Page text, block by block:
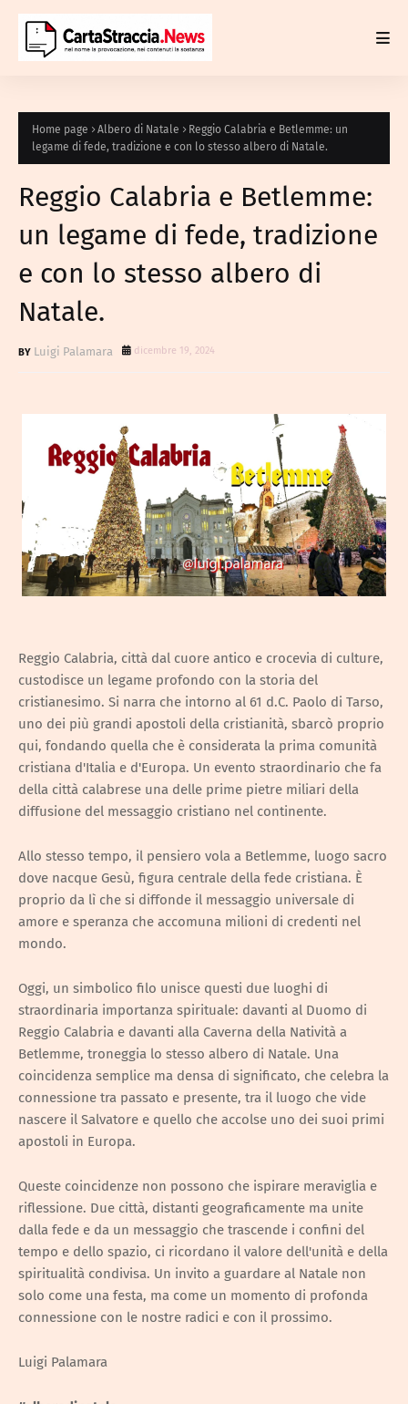
Home page Albero di Natale
Reggio Calabria e Betlemme: un
legame di fede, tradizione e con lo stesso albero di Natale.
Reggio Calabria e Betlemme:
un legame di fede, tradizione
e con lo stesso albero di
Natale.
Luigi Palamara dicembre 19, 2024
Reggio Calabria, città dal cuore antico e crocevia di culture,
custodisce un legame profondo con la storia del
cristianesimo. Si narra che intorno al 61 d.C. Paolo di Tarso,
uno dei più grandi apostoli della cristianità, sbarcò proprio
qui, fondando quella che è considerata la prima comunità
cristiana d'Italia e d'Europa. Un evento straordinario che fa
della città calabrese una delle prime pietre miliari della
diffusione del messaggio cristiano nel continente.
Allo stesso tempo, il pensiero vola a Betlemme, luogo sacro
dove nacque Gesù, figura centrale della fede cristiana. È
proprio da lì che si diffonde il messaggio universale di
amore e speranza che accomuna milioni di credenti nel
mondo.
Oggi, un simbolico filo unisce questi due luoghi di
straordinaria importanza spirituale: davanti al Duomo di
Reggio Calabria e davanti alla Caverna della Natività a
Betlemme, troneggia lo stesso albero di Natale. Una
coincidenza semplice ma densa di significato, che celebra la
connessione tra passato e presente, tra il luogo che vide
nascere il Salvatore e quello che accolse uno dei suoi primi
apostoli in Europa.
Queste coincidenze non possono che ispirare meraviglia e
riflessione. Due città, distanti geograficamente ma unite
dalla fede e da un messaggio che trascende i confini del
tempo e dello spazio, ci ricordano il valore dell'unità e della
spiritualità condivisa. Un invito a guardare al Natale non
solo come una festa, ma come un momento di profonda
connessione con le nostre radici e con il prossimo.
Luigi Palamara